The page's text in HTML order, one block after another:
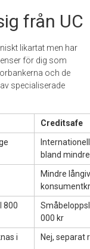
från UC
likartat men har
för dig som
och de
specialiserade
Creditsafe
bland
Mindre
800
000 kr
i
Nej, separat